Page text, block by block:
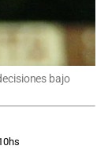
bajo
hs